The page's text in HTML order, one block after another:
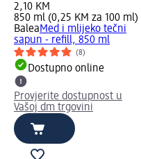
2,10 KM
850 ml (0,25 KM za 100 ml)
BaleaMed i mlijeko tečni
sapun - refill, 850 ml
(8)
Dostupno online
Provjerite dostupnost u
Vašoj dm trgovini